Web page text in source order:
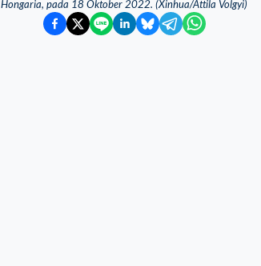
Hongaria, pada 18 Oktober 2022. (Xinhua/Attila Volgyi)